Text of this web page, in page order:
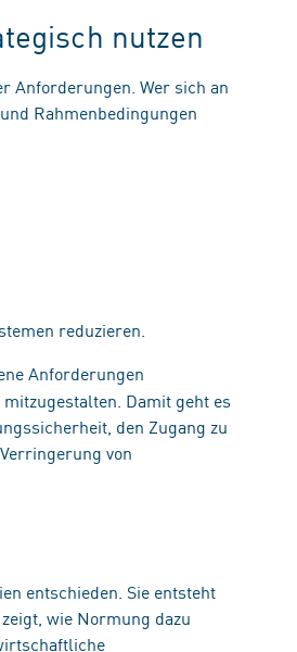
nutzen
Anforderungen. Wer sich an
Rahmenbedingungen
reduzieren.
Anforderungen
Damit geht es
den Zugang zu
von
entschieden. Sie entsteht
wie Normung dazu